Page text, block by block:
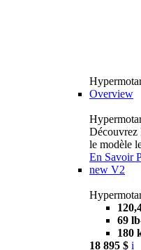
Overview
Découvrez
le modèle
En Savoir
new V2
69
180
18 895 $ i